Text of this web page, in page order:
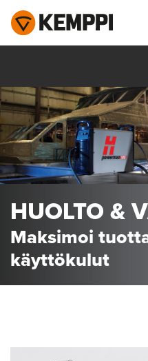
HUOLTO &
Maksimoi
käyttökulut